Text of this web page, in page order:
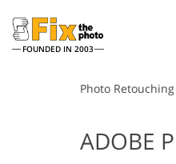
FOUNDED IN 2003
Prednastavitve
Zbirke
Photo
ADOBE